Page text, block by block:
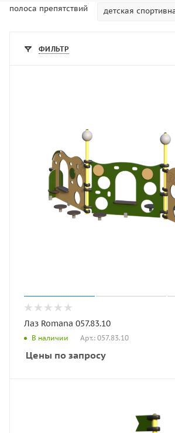
полоса препятствий детская
ФИЛЬТР
Лаз Romana 057.83.10
В наличии Арт.: 057.83.10
Цены по запросу